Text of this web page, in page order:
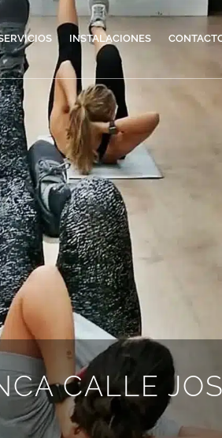
INSTALACIONES
CALLE